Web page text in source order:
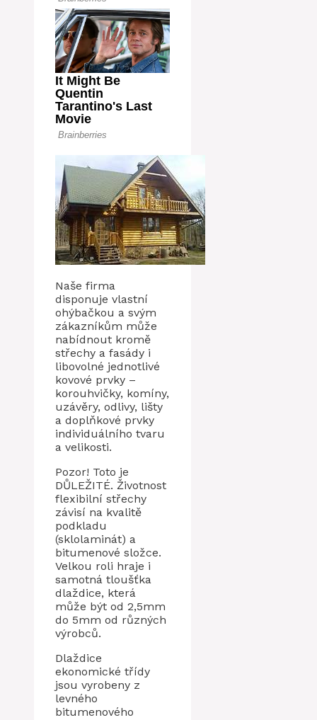
Naše firma
disponuje vlastní
ohýbačkou a svým
zákazníkům může
nabídnout kromě
střechy a fasády i
libovolné jednotlivé
kovové prvky –
korouhvičky, komíny,
uzávěry, odlivy, lišty
a doplňkové prvky
individuálního tvaru
a velikosti.
Pozor! Toto je
DŮLEŽITÉ. Životnost
flexibilní střechy
závisí na kvalitě
podkladu
(sklolaminát) a
bitumenové složce.
Velkou roli hraje i
samotná tloušťka
dlaždice, která
může být od 2,5mm
do 5mm od různých
výrobců.
Dlaždice
ekonomické třídy
jsou vyrobeny z
levného
bitumenového